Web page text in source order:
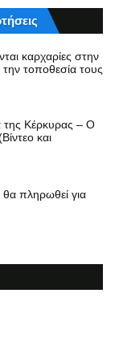
καρχαρίες στην
τοποθεσία τους
της Κέρκυρας – Ο
και
πληρωθεί για